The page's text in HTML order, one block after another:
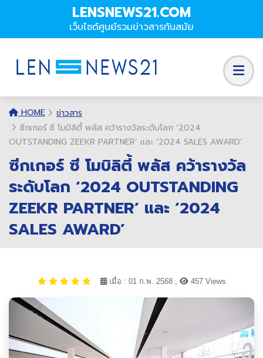
LENSNEWS21.COM
เว็บไซต์ศูนย์รวมข่าวสารทันสมัย
HOME
ข่าวสาร
ซีกเกอร์ ซี โมบิลิตี้ พลัส คว้ารางวัลระดับโลก ‘2024
OUTSTANDING ZEEKR PARTNER’ และ ‘2024 SALES AWARD’
ซีกเกอร์ ซี โมบิลิตี้ พลัส คว้ารางวัล
ระดับโลก ‘2024 OUTSTANDING
ZEEKR PARTNER’ และ ‘2024
SALES AWARD’
เมื่อ : 01 ก.พ. 2568 , 457 Views